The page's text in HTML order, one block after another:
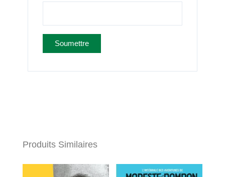
Produits Similaires